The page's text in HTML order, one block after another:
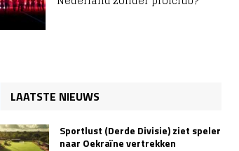
LAATSTE NIEUWS
Sportlust (Derde Divisie) ziet speler
naar Oekraïne vertrekken